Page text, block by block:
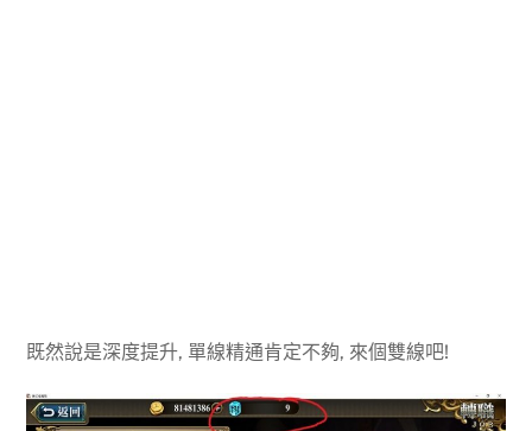
既然說是深度提升, 單線精通肯定不夠, 來個雙線吧!